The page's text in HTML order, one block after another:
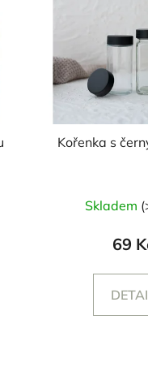
Kořenka s
z
Skladem
69